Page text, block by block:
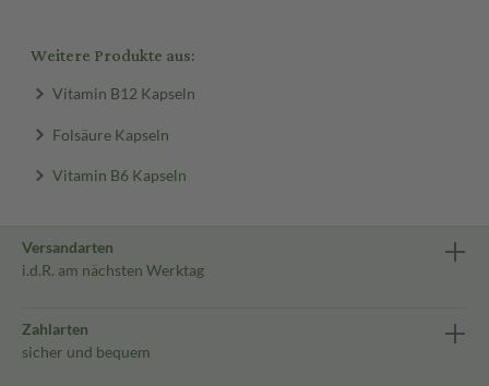
Weitere Produkte aus:
Vitamin B12 Kapseln
Folsäure Kapseln
Vitamin B6 Kapseln
Versandarten
i.d.R. am nächsten Werktag
Zahlarten
sicher und bequem